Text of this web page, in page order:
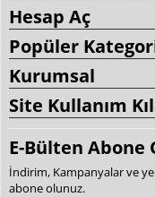
Hesap Aç
Popüler
Kurumsal
Site Kullanım
E-Bülten Abone
İndirim, Kampanyalar ve
abone olunuz.